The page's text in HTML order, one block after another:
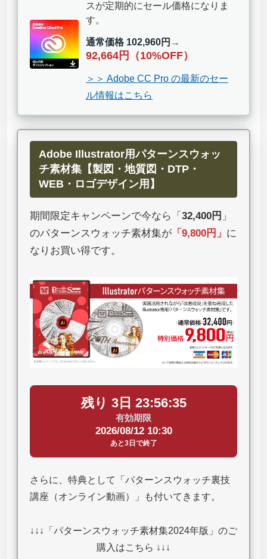
スが定期的にセール価格になりま
す。
通常価格 102,960円 →
92,664円（10%OFF）
＞＞ Adobe CC Pro の最新のセー
ル情報はこちら
Adobe Illustrator用パターンスウォッ
チ素材集【製図・地質図・DTP・
WEB・ロゴデザイン用】
期間限定キャンペーンで今なら「 32,400円 」
のパターンスウォッチ素材集が 「 9,800円 」 に
なりお買い得です。
残り 3日 23:56:35
有効期限
2026/08/12 10:30
あと3日で終了
さらに、特典として「パターンスウォッチ裏技
講座（オンライン動画）」も付いてきます。
↓↓↓「パターンスウォッチ素材集2024年版」のご
購入はこちら ↓↓↓